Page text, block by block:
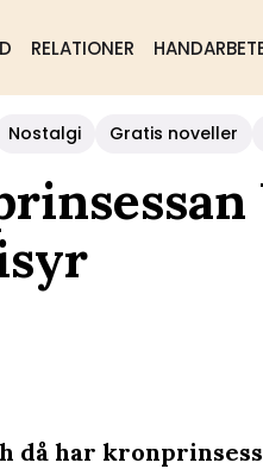
RELATIONER
Nostalgi Gratis noveller
då har